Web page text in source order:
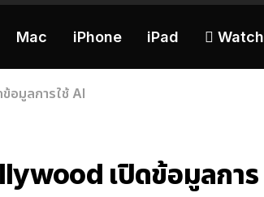
Mac iPhone iPad  Watch
อมูลการใช้ AI
เปิดข้อมูลการ